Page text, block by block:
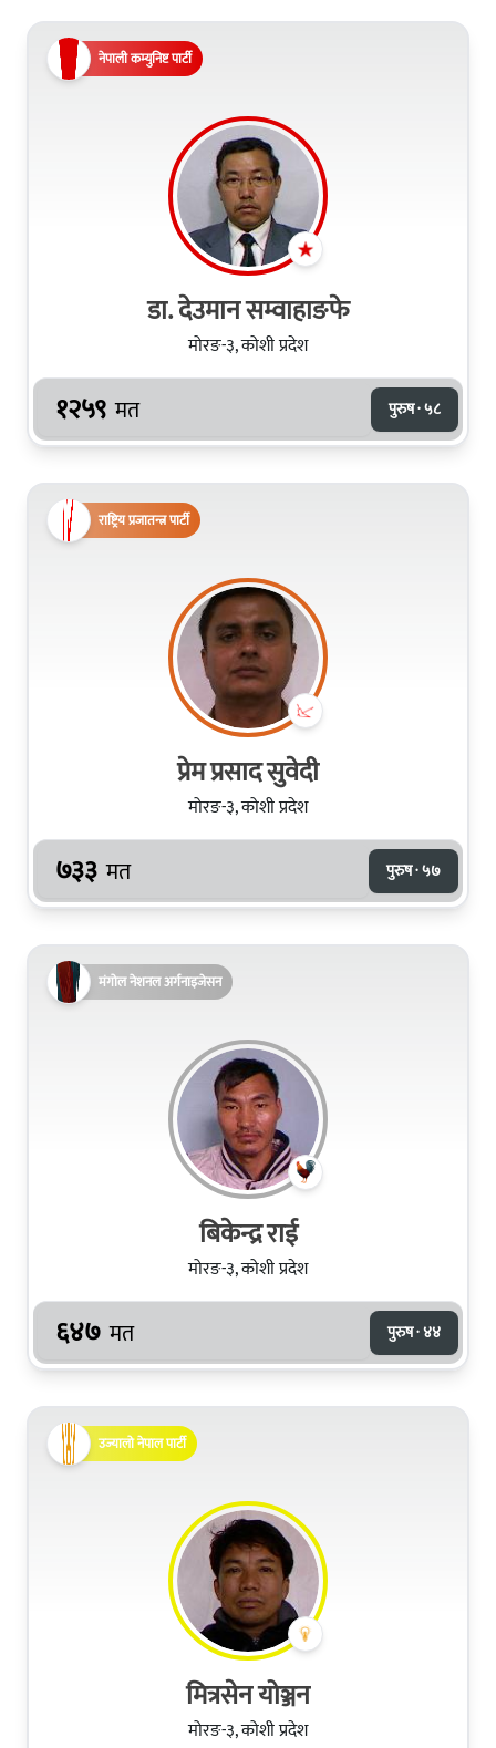
नेपाली कम्युनिष्ट पार्टी
डा. देउमान सम्वाहाङफे
मोरङ-३, कोशी प्रदेश
१२५९ मत पुरुष · ५८
राष्ट्रिय प्रजातन्त्र पार्टी
प्रेम प्रसाद सुवेदी
मोरङ-३, कोशी प्रदेश
७३३ मत पुरुष · ५७
मंगोल नेशनल अर्गनाइजेसन
बिकेन्द्र राई
मोरङ-३, कोशी प्रदेश
६४७ मत पुरुष · ४४
उज्यालो नेपाल पार्टी
मित्रसेन योञ्जन
मोरङ-३, कोशी प्रदेश